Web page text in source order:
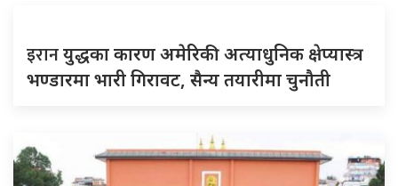
इरानयुद्धका कारण अमेरिकी अत्याधुनिक क्षेप्यास्त्र
भण्डारमा भारी गिरावट, सैन्य तयारीमा चुनौती